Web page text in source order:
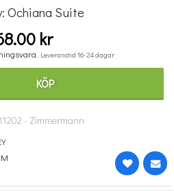
For String Orchestra - Study Score
Ochiana Suite
kr
Leveranstid 16-24 dagar
KÖP
- Zimmermann